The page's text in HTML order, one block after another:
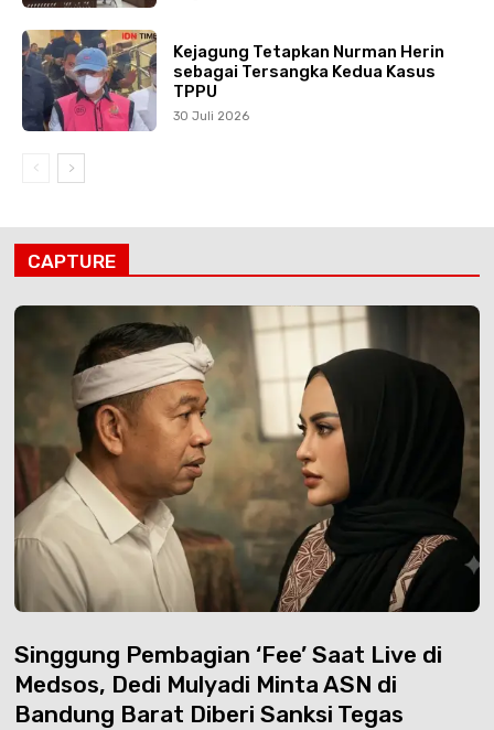
Kejagung Tetapkan Nurman Herin
sebagai Tersangka Kedua Kasus
TPPU
30 Juli 2026
CAPTURE
Singgung Pembagian ‘Fee’ Saat Live di
Medsos, Dedi Mulyadi Minta ASN di
Bandung Barat Diberi Sanksi Tegas